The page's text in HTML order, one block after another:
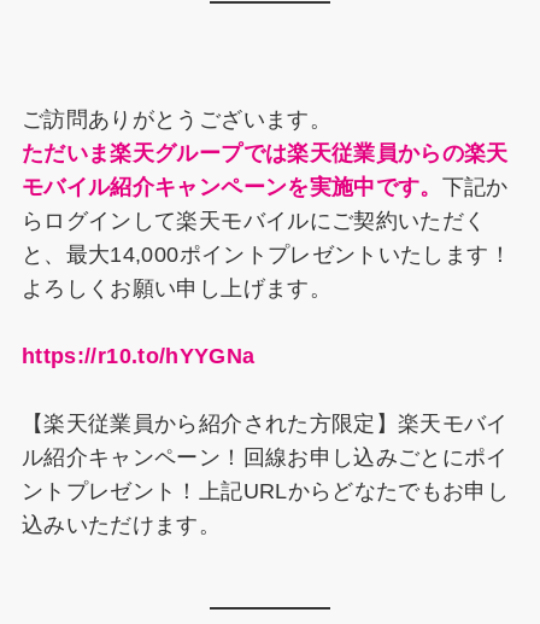
o
o
k
s
n
y
ご訪問ありがとうございます。
ただいま楽天グループでは楽天従業員からの楽天
モバイル紹介キャンペーンを実施中です。 下記か
らログインして楽天モバイルにご契約いただく
と、最大14,000ポイントプレゼントいたします！
よろしくお願い申し上げます。
https://r10.to/hYYGNa
【楽天従業員から紹介された方限定】楽天モバイ
ル紹介キャンペーン！回線お申し込みごとにポイ
ントプレゼント！上記URLからどなたでもお申し
込みいただけます。